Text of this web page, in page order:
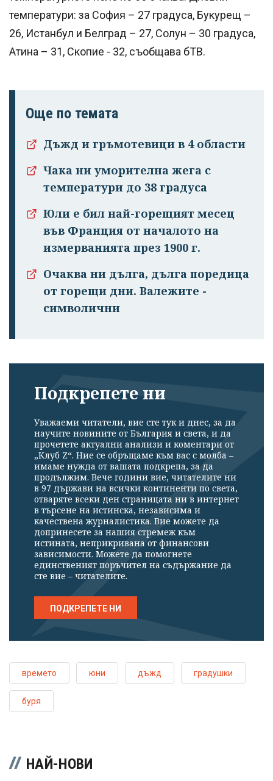
излязохте от
профила си!
температури: за София – 27 градуса, Букурещ –
26, Истанбул и Белград – 27, Солун – 30 градуса,
Атина – 31, Скопие - 32, съобщава бТВ.
Още по темата
Дъжд и гръмотевици в 4 области
Чака ни уморителна жега с
температури до 38 градуса
Юли е бил най-горещият месец
във Франция от началото на
измерванията през 1900 г.
Очаква ни дълга, дълга поредица
от горещи дни. Валежите -
символични
Подкрепете ни
Уважаеми читатели, вие сте тук и днес, за да
научите новините от България и света, и да
прочетете актуални анализи и коментари от
„Клуб Z“. Ние се обръщаме към вас с молба –
имаме нужда от вашата подкрепа, за да
продължим. Вече години вие, читателите ни
в 97 държави на всички континенти по света,
отваряте всеки ден страницата ни в интернет
в търсене на истинска, независима и
качествена журналистика. Вие можете да
допринесете за нашия стремеж към
истината, неприкривана от финансови
зависимости. Можете да помогнете
единственият поръчител на съдържание да
сте вие – читателите.
ПОДКРЕПЕТЕ НИ
времето юни дъжд градушки
буря
НАЙ-НОВИ